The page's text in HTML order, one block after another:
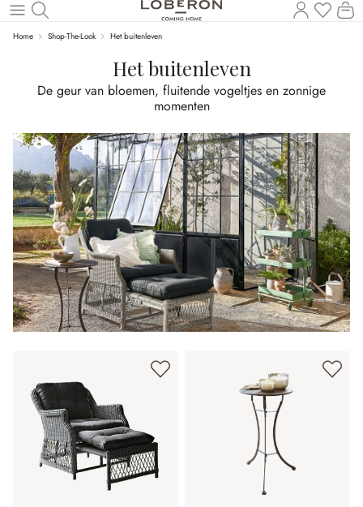
Naar de hoofdinhoud
U
Home Shop-The-Look Het buitenleven
Het buitenleven
De geur van bloemen, fluitende vogeltjes en zonnige
momenten